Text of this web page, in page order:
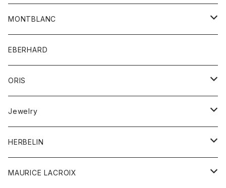
MONTBLANC
Men's watch
Ladies watch
筆記具
レザー
EBERHARD
ORIS
Aquis Date
Divers Sixty-Five
Divers
Jewelry
ピアス
リング
HERBELIN
MEN'S
MAURICE LACROIX